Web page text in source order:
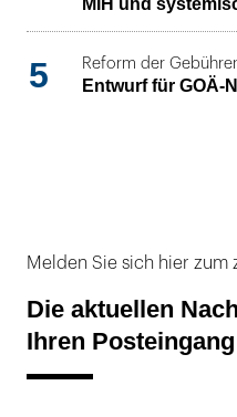
MIH und
5 Reform der
Entwurf für GOÄ-
Melden Sie sich hier zum
Die aktuellen
Ihren Posteingang